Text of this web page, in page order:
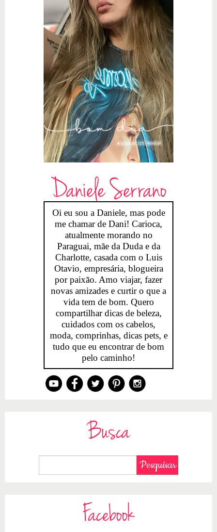
Daniele Serrano
Oi eu sou a Daniele, mas pode
me chamar de Dani! Carioca,
atualmente morando no
Paraguai, mãe da Duda e da
Charlotte, casada com o Luis
Otavio, empresária, blogueira
por paixão. Amo viajar, fazer
novas amizades e curtir o que a
vida tem de bom. Quero
compartilhar dicas de beleza,
cuidados com os cabelos,
moda, comprinhas, dicas pets, e
tudo que eu encontrar de bom
pelo caminho!
Busca
Facebook